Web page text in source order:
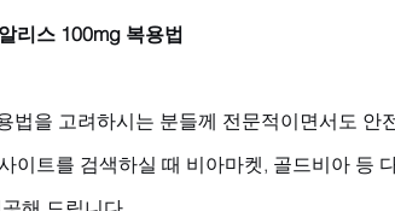
리스 100mg 복용법
법을 고려하시는 분들께 전문적이면서도 안
이트를 검색하실 때 비아마켓, 골드비아 등